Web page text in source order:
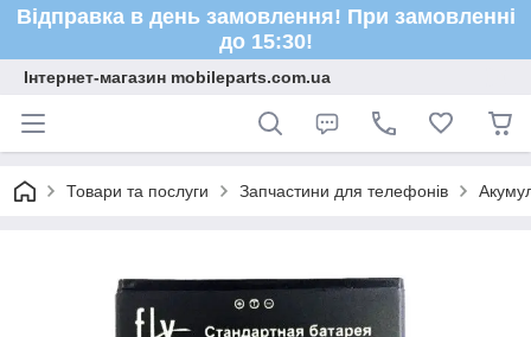
Відправка в день замовлення! При замовленні
до 15:30!
Інтернет-магазин mobileparts.com.ua
Товари та послуги Запчастини для телефонів